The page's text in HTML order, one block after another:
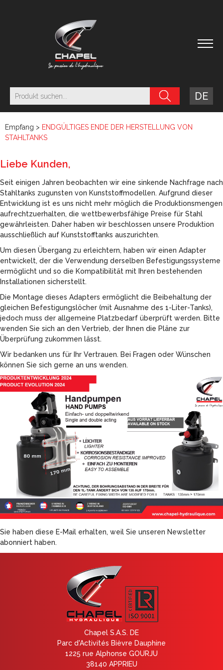
DE
Empfang > ENDGÜLTIGES ENDE DER HERSTELLUNG VON
STAHLTANKS
Liebe Kunden,
Seit einigen Jahren beobachten wir eine sinkende Nachfrage nach
Stahltanks zugunsten von Kunststoffmodellen. Aufgrund dieser
Entwicklung ist es uns nicht mehr möglich die Produktionsmengen
aufrechtzuerhalten, die wettbewerbsfähige Preise für Stahl
gewährleisten. Daher haben wir beschlossen unsere Produktion
ausschließlich auf Kunststofftanks auszurichten.
Um diesen Übergang zu erleichtern, haben wir einen Adapter
entwickelt, der die Verwendung derselben Befestigungssysteme
ermöglicht und so die Kompatibilität mit Ihren bestehenden
Installationen sicherstellt.
Die Montage dieses Adapters ermöglicht die Beibehaltung der
gleichen Befestigungslöcher (mit Ausnahme des 1-Liter-Tanks),
jedoch muss der allgemeine Platzbedarf überprüft werden. Bitte
wenden Sie sich an den Vertrieb, der Ihnen die Pläne zur
Überprüfung zukommen lässt.
Wir bedanken uns für Ihr Vertrauen. Bei Fragen oder Wünschen
können Sie sich gerne an uns wenden.
Sie haben diese E-Mail erhalten, weil Sie unseren Newsletter
abonniert haben.
Chapel S.A.S. DE
Parc d'Activités Bièvre Dauphine
1225 rue Alphonse GOURJU
38140 APPRIEU